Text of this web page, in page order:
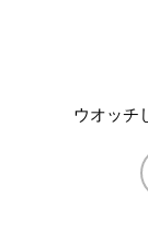
ウオッチ